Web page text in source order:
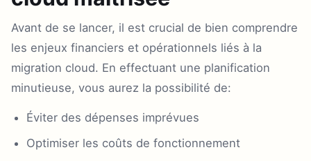
Avant de se lancer, il est crucial de bien comprendre
les enjeux financiers et opérationnels liés à la
migration cloud. En effectuant une planification
minutieuse, vous aurez la possibilité de:
Éviter des dépenses imprévues
Optimiser les coûts de fonctionnement